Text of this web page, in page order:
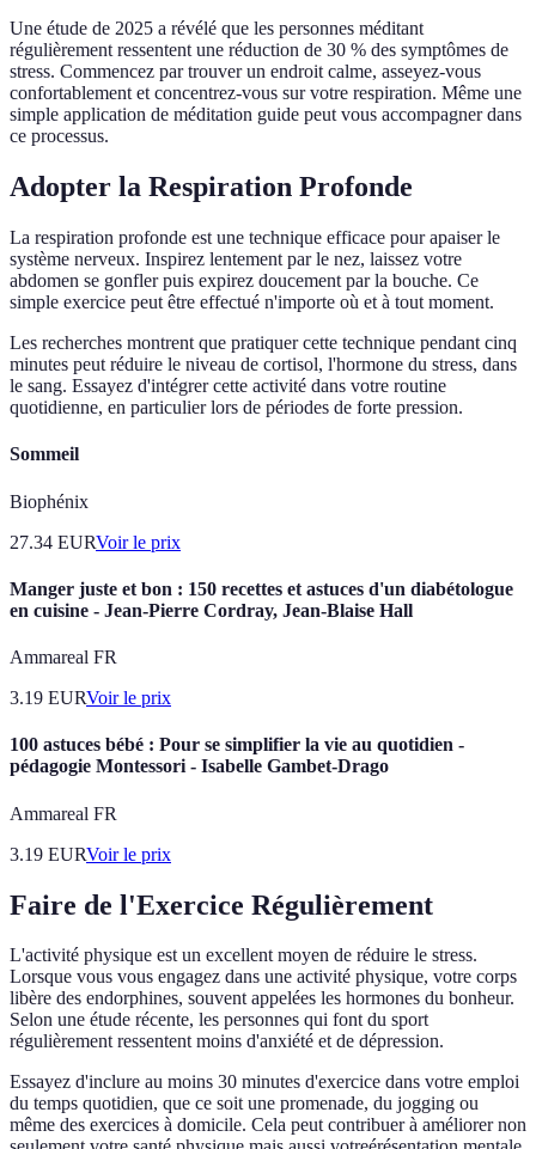
Une étude de 2025 a révélé que les personnes méditant
régulièrement ressentent une réduction de 30 % des symptômes de
stress. Commencez par trouver un endroit calme, asseyez-vous
confortablement et concentrez-vous sur votre respiration. Même une
simple application de méditation guide peut vous accompagner dans
ce processus.
Adopter la Respiration Profonde
La respiration profonde est une technique efficace pour apaiser le
système nerveux. Inspirez lentement par le nez, laissez votre
abdomen se gonfler puis expirez doucement par la bouche. Ce
simple exercice peut être effectué n'importe où et à tout moment.
Les recherches montrent que pratiquer cette technique pendant cinq
minutes peut réduire le niveau de cortisol, l'hormone du stress, dans
le sang. Essayez d'intégrer cette activité dans votre routine
quotidienne, en particulier lors de périodes de forte pression.
Sommeil
Biophénix
27.34 EURVoir le prix
Manger juste et bon : 150 recettes et astuces d'un diabétologue
en cuisine - Jean-Pierre Cordray, Jean-Blaise Hall
Ammareal FR
3.19 EURVoir le prix
100 astuces bébé : Pour se simplifier la vie au quotidien -
pédagogie Montessori - Isabelle Gambet-Drago
Ammareal FR
3.19 EURVoir le prix
Faire de l'Exercice Régulièrement
L'activité physique est un excellent moyen de réduire le stress.
Lorsque vous vous engagez dans une activité physique, votre corps
libère des endorphines, souvent appelées les hormones du bonheur.
Selon une étude récente, les personnes qui font du sport
régulièrement ressentent moins d'anxiété et de dépression.
Essayez d'inclure au moins 30 minutes d'exercice dans votre emploi
du temps quotidien, que ce soit une promenade, du jogging ou
même des exercices à domicile. Cela peut contribuer à améliorer non